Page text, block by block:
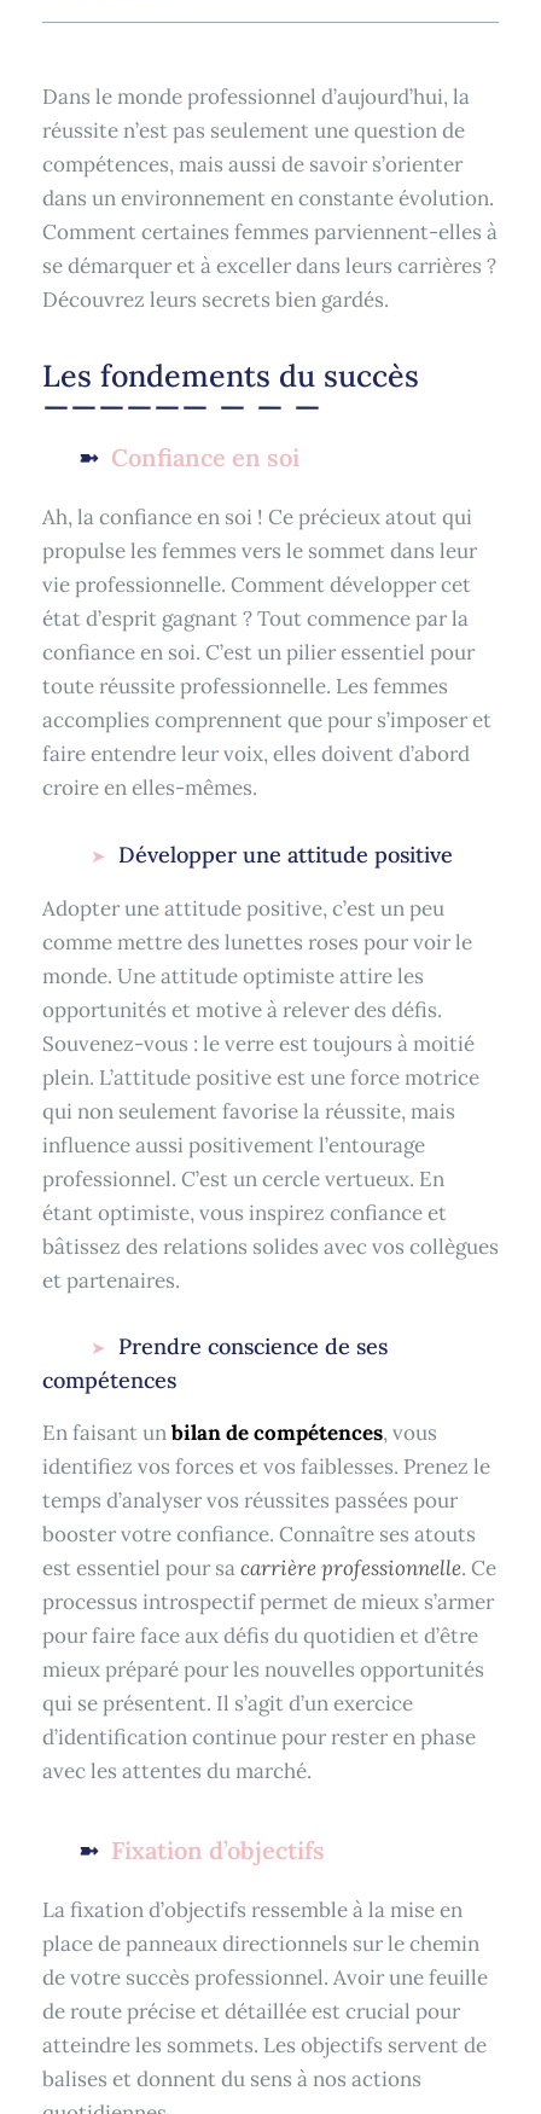
Dans le monde professionnel d’aujourd’hui, la
réussite n’est pas seulement une question de
compétences, mais aussi de savoir s’orienter
dans un environnement en constante évolution.
Comment certaines femmes parviennent-elles à
se démarquer et à exceller dans leurs carrières ?
Découvrez leurs secrets bien gardés.
Les fondements du succès
Confiance en soi
Ah, la confiance en soi ! Ce précieux atout qui
propulse les femmes vers le sommet dans leur
vie professionnelle. Comment développer cet
état d’esprit gagnant ? Tout commence par la
confiance en soi. C’est un pilier essentiel pour
toute réussite professionnelle. Les femmes
accomplies comprennent que pour s’imposer et
faire entendre leur voix, elles doivent d’abord
croire en elles-mêmes.
Développer une attitude positive
Adopter une attitude positive, c’est un peu
comme mettre des lunettes roses pour voir le
monde. Une attitude optimiste attire les
opportunités et motive à relever des défis.
Souvenez-vous : le verre est toujours à moitié
plein. L’attitude positive est une force motrice
qui non seulement favorise la réussite, mais
influence aussi positivement l’entourage
professionnel. C’est un cercle vertueux. En
étant optimiste, vous inspirez confiance et
bâtissez des relations solides avec vos collègues
et partenaires.
Prendre conscience de ses
compétences
En faisant unbilan de compétences, vous
identifiez vos forces et vos faiblesses. Prenez le
temps d’analyser vos réussites passées pour
booster votre confiance. Connaître ses atouts
est essentiel pour sacarrière professionnelle. Ce
processus introspectif permet de mieux s’armer
pour faire face aux défis du quotidien et d’être
mieux préparé pour les nouvelles opportunités
qui se présentent. Il s’agit d’un exercice
d’identification continue pour rester en phase
avec les attentes du marché.
Fixation d’objectifs
La fixation d’objectifs ressemble à la mise en
place de panneaux directionnels sur le chemin
de votre succès professionnel. Avoir une feuille
de route précise et détaillée est crucial pour
atteindre les sommets. Les objectifs servent de
balises et donnent du sens à nos actions